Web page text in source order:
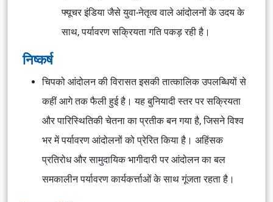
फ्यूचर इंडिया जैसे युवा-नेतृत्व वाले आंदोलनों के उदय के
साथ, पर्यावरण सक्रियता गति पकड़ रही है।
निष्कर्ष
चिपको आंदोलन की विरासत इसकी तात्कालिक उपलब्धियों से
कहीं आगे तक फैली हुई है। यह बुनियादी स्तर पर सक्रियता
और पारिस्थितिकी चेतना का प्रतीक बन गया है, जिसने विश्व
भर में पर्यावरण आंदोलनों को प्रेरित किया है। अहिंसक
प्रतिरोध और सामुदायिक भागीदारी पर आंदोलन का बल
समकालीन पर्यावरण कार्यकर्त्ताओं के साथ गूंजता रहता है।